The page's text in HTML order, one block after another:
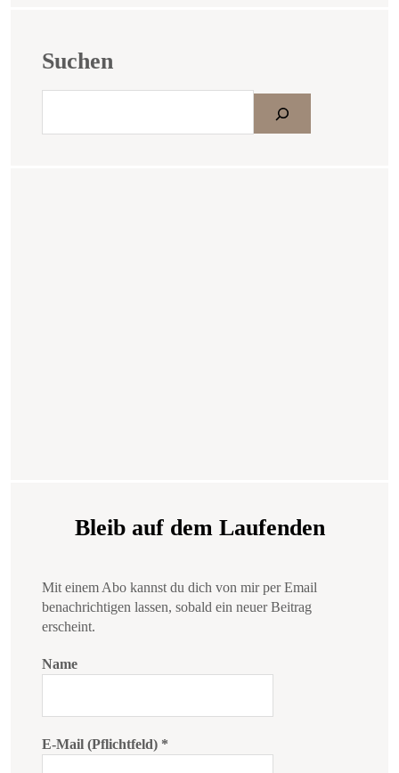
Suchen
Bleib auf dem Laufenden
Mit einem Abo kannst du dich von mir per Email
benachrichtigen lassen, sobald ein neuer Beitrag
erscheint.
Name
E-Mail (Pflichtfeld) *